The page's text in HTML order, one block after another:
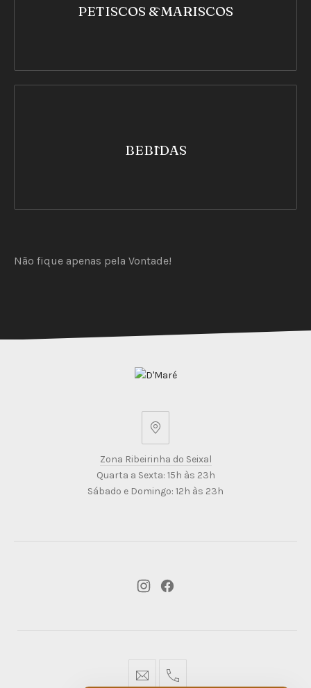
PETISCOS & MARISCOS
BEBIDAS
Não fique apenas pela Vontade!
Zona
Zona Ribeirinha do Seixal
Quarta a Sexta: 15h às 23h
Sábado e Domingo: 12h às 23h
New
New
geral@dmare.pt
917774486